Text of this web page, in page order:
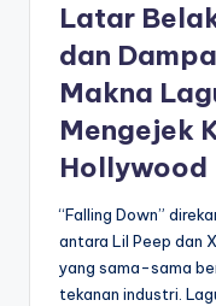
Latar
dan
Makna
Mengejek
Hollywood
“Falling Down”
antara Lil Peep dan
yang sama-sama
tekanan industri.